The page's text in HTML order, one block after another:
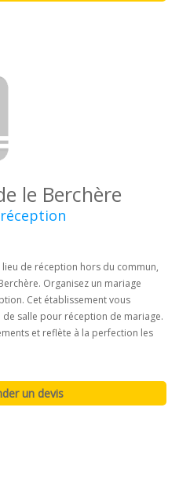
le Berchère
lieu de réception hors du commun,
Organisez un mariage
Cet établissement vous
salle pour réception de mariage.
et reflète à la perfection les